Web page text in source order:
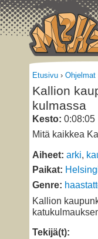
Etusivu › Ohjelmat
Kallion
kulmassa
Kesto: 0:08:05
Mitä kaikkea
Aiheet: arki,
Paikat:
Genre:
Kallion
Tekijä(t):